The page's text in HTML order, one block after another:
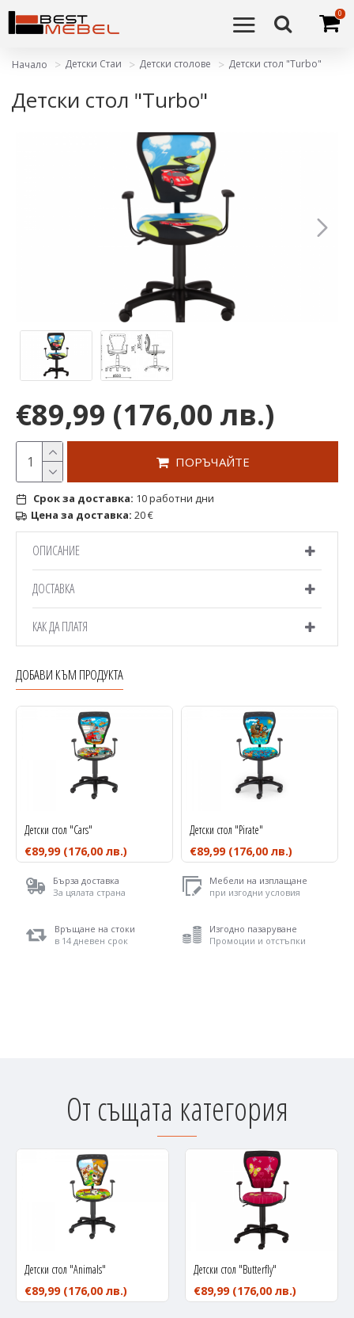
0
Начало Детски Стаи Детски столове Детски стол "Turbo"
Детски стол "Turbo"
Срок за доставка: 10 работни дни
Цена за доставка: 20 €
€89,99 (176,00 лв.)
ПОРЪЧАЙТЕ
ДОБАВИ КЪМ ПРОДУКТА
Детски стол "Cars"
€89,99 (176,00 лв.)
Детски стол "Pirate"
€89,99 (176,00 лв.)
Бърза доставка
За цялата страна
Мебели на изплащане
при изгодни условия
Връщане на стоки
в 14 дневен срок
Изгодно пазаруване
Промоции и отстъпки
ОПИСАНИЕ
ДОСТАВКА
КАК ДА ПЛАТЯ
От същата категория
Детски стол "Animals"
€89,99 (176,00 лв.)
Детски стол "Butterfly"
€89,99 (176,00 лв.)